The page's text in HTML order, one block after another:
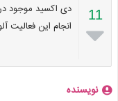
11

دی اکسید موجود در
انجام این فعالیت
نویسنده